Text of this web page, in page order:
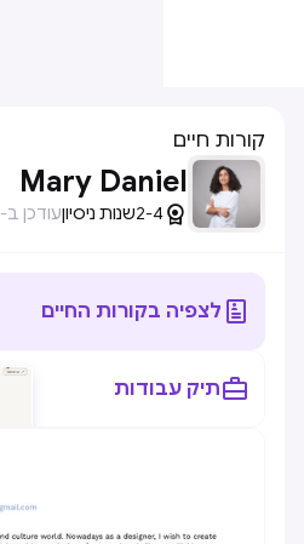
קורות חיים
Mary Daniel

2-4שנות ניסיוןעודכן ב-anoda:
 לצפיה בקורות החיים
תיק עבודות